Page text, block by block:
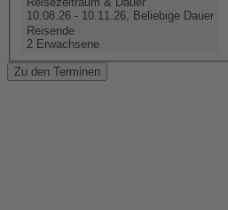
10.08.26 - 10.11.26, Beliebige Dauer
Reisende
2 Erwachsene
Zu den Terminen